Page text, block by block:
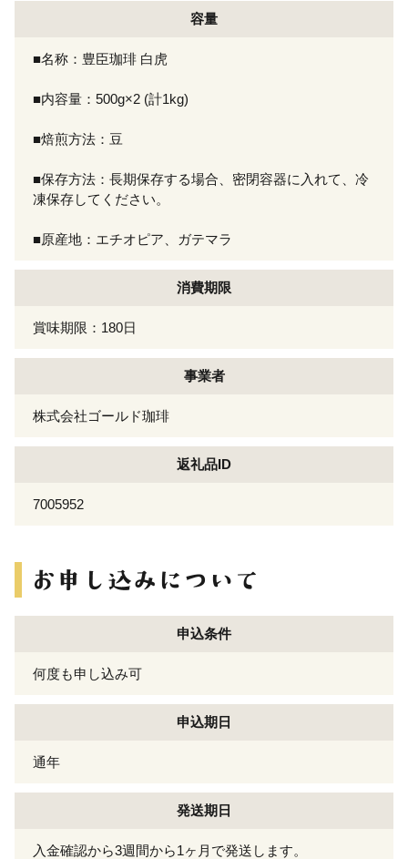
容量
■名称：豊臣珈琲 白虎
■内容量：500g×2 (計1kg)
■焙煎方法：豆
■保存方法：長期保存する場合、密閉容器に入れて、冷
凍保存してください。
■原産地：エチオピア、ガテマラ
消費期限
賞味期限：180日
事業者
株式会社ゴールド珈琲
返礼品ID
7005952
申込条件
何度も申し込み可
申込期日
通年
発送期日
入金確認から3週間から1ヶ月で発送します。